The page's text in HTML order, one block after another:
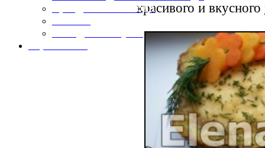
Праздничные блюдакрасивого и вкусного